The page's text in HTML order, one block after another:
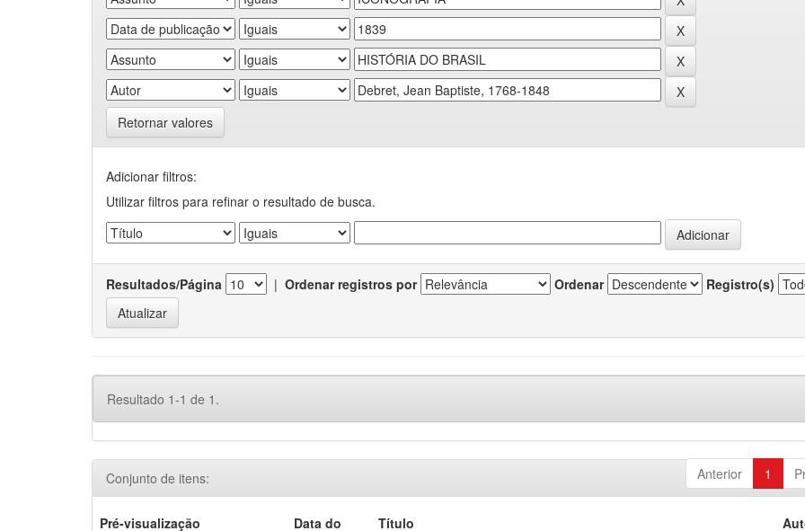
Retornar valores
Adicionar filtros:
Utilizar filtros para refinar o resultado de busca.
Resultados/Página | Ordenar registros por Ordenar Registro(s)
Resultado 1-1 de 1.
Anterior 1
Conjunto de itens:
Pré-visualização Data do Título